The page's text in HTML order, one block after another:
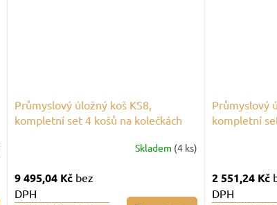
Průmyslový úložný koš KS8,
kompletní set 4 košů na kolečkách
Skladem (4 ks)
9 495,04 Kč bez
DPH
Průmyslový
kompletní
2 551,24 Kč
DPH